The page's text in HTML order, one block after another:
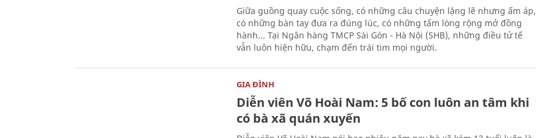
Giữa guồng quay cuộc sống, có những câu chuyện lặng lẽ nhưng ấm áp,
có những bàn tay đưa ra đúng lúc, có những tấm lòng rộng mở đồng
hành... Tại Ngân hàng TMCP Sài Gòn - Hà Nội (SHB), những điều tử tế
vẫn luôn hiện hữu, chạm đến trái tim mọi người.
GIA ĐÌNH
Diễn viên Võ Hoài Nam: 5 bố con luôn an tâm khi
có bà xã quán xuyến